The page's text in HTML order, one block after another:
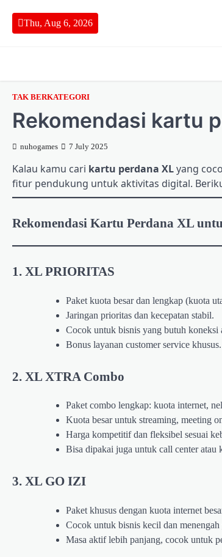
content
Thu, Aug 6, 2026
TAK BERKATEGORI
Rekomendasi kartu
nuhogames 7 July 2025
Kalau kamu cari kartu perdana XLyang
fitur pendukung untuk aktivitas digital.
Rekomendasi Kartu Perdana XL
1. XL PRIORITAS
Paket kuota besar dan lengkap (kuota
Jaringan prioritas dan kecepatan stabil.
Cocok untuk bisnis yang butuh koneksi
Bonus layanan customer service khusus.
2. XL XTRA Combo
Paket combo lengkap: kuota internet,
Kuota besar untuk streaming, meeting
Harga kompetitif dan fleksibel sesuai
Bisa dipakai juga untuk call center atau
3. XL GO IZI
Paket khusus dengan kuota internet
Cocok untuk bisnis kecil dan
Masa aktif lebih panjang, cocok untuk